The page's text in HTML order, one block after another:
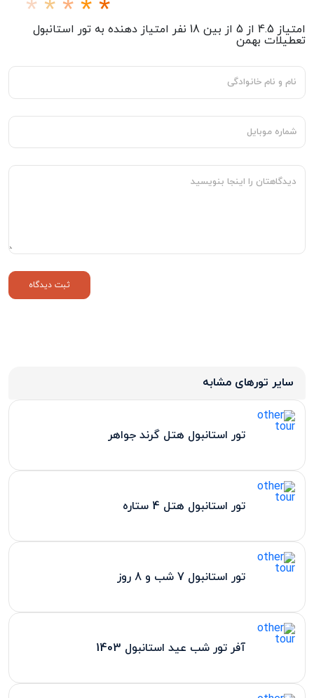
امتیاز 4.5 از 5 از بین 18 نفر امتیاز دهنده به تور استانبول
تعطیلات بهمن
سایر تورهای مشابه
تور استانبول هتل گرند جواهر
تور استانبول هتل 4 ستاره
تور استانبول 7 شب و 8 روز
آفر تور شب عید استانبول 1403